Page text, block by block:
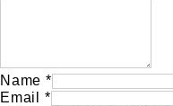
Name *
Email
*